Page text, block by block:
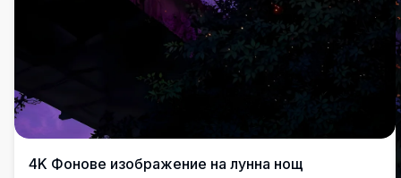
4K Фонове изображение на лунна нощ